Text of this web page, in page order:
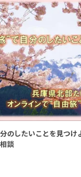
のしたいことを見つけ
談